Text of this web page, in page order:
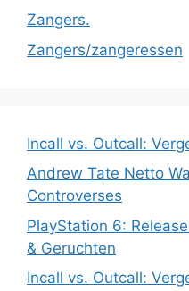
Zangers.
Zangers/zangeressen
Incall vs. Outcall:
Andrew Tate Netto
Controverses
PlayStation 6:
& Geruchten
Incall vs. Outcall: